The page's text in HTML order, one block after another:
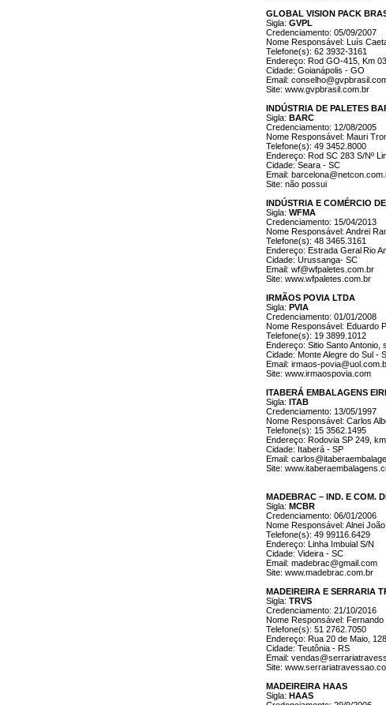
GLOBAL VISION PACK
Sigla: GVPL
Credenciamento: 05/09/2007
Nome Responsável: Luís
Telefone(s): 62 3932-3161
Endereço: Rod GO-415, Km
Cidade: Goianápolis - GO
Email:
Site: www.gvpbrasil.com.br
INDÚSTRIA DE PALETES
Sigla: BARC
Credenciamento: 12/08/2005
Nome Responsável: Mauri
Telefone(s): 49 3452.8000
Endereço: Rod SC 283 S/Nº
Cidade: Seara - SC
Email:
Site: não possui
INDÚSTRIA E COMÉRCIO
Sigla: WFMA
Credenciamento: 15/04/2013
Nome Responsável: Andrei
Telefone(s): 48 3465.3161
Endereço: Estrada Geral Rio
Cidade: Urussanga- SC
Email: wf@wfpaletes.com.br
Site: www.wfpaletes.com.br
IRMÃOS POVIA LTDA
Sigla: PVIA
Credenciamento: 01/01/2008
Nome Responsável: Eduardo
Telefone(s): 19 3899.1012
Endereço: Sitio Santo Antonio,
Cidade: Monte Alegre do Sul -
Email: irmaos-
Site: www.irmaospovia.com
ITABERÁ EMBALAGENS
Sigla: ITAB
Credenciamento: 13/05/1997
Nome Responsável: Carlos
Telefone(s): 15 3562.1495
Endereço: Rodovia SP 249,
Cidade: Itaberá - SP
Email:
Site:
MADEBRAC – IND. E COM.
Sigla: MCBR
Credenciamento: 06/01/2006
Nome Responsável: Alnei
Telefone(s): 49 99116.6429
Endereço: Linha Imbuial S/N
Cidade: Videira - SC
Email: madebrac@gmail.com
Site: www.madebrac.com.br
MADEIREIRA E SERRARIA
Sigla: TRVS
Credenciamento: 21/10/2016
Nome Responsável:
Telefone(s): 51 2762.7050
Endereço: Rua 20 de Maio,
Cidade: Teutônia - RS
Email:
Site:
MADEIREIRA HAAS
Sigla: HAAS